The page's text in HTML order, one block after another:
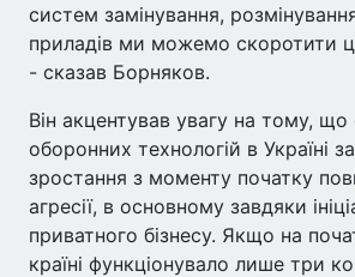
систем замінування,
приладів ми можемо скоротити
- сказав Борняков.
Він акцентував увагу на тому, що
оборонних технологій в Україні
зростання з моменту початку
агресії, в основному завдяки
приватного бізнесу. Якщо на
країні функціонувало лише три